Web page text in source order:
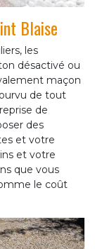
Blaise
les
désactivé ou
maçon
de tout
de
des
et votre
et votre
que vous
le coût